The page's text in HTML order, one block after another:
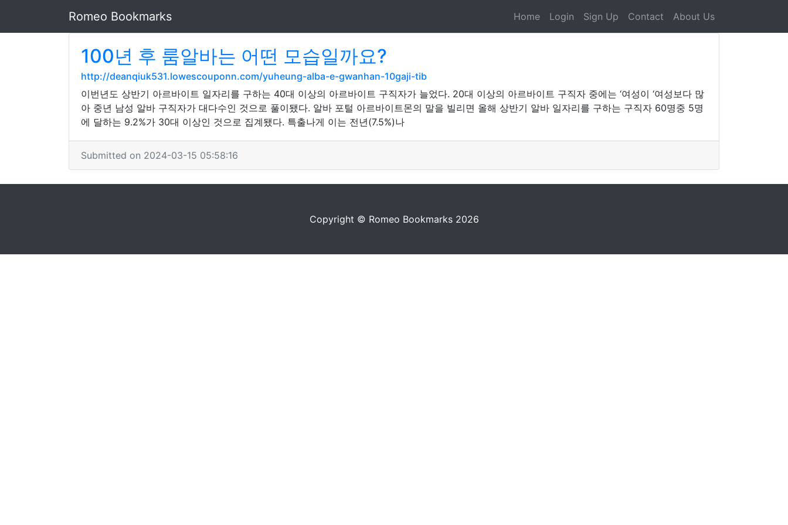
Romeo Bookmarks Home Login Sign Up Contact About Us
100년 후 룸알바는 어떤 모습일까요?
http://deanqiuk531.lowescouponn.com/yuheung-alba-e-gwanhan-10gaji-tib
이번년도 상반기 아르바이트 일자리를 구하는 40대 이상의 아르바이트 구직자가 늘었다. 20대 이상의 아르바이트 구직자 중에는 ‘여성이 ‘여성보다 많
아 중년 남성 알바 구직자가 대다수인 것으로 풀이됐다. 알바 포털 아르바이트몬의 말을 빌리면 올해 상반기 알바 일자리를 구하는 구직자 60명중 5명
에 달하는 9.2%가 30대 이상인 것으로 집계됐다. 특출나게 이는 전년(7.5%)나
Submitted on 2024-03-15 05:58:16
Copyright © Romeo Bookmarks 2026